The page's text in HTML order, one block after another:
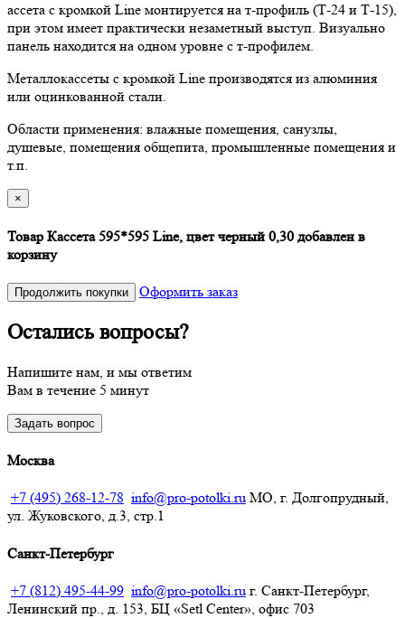
ассета с кромкой Line монтируется на т-профиль (Т-24 и Т-15),
при этом имеет практически незаметный выступ. Визуально
панель находится на одном уровне с т-профилем.
Металлокассеты с кромкой Line производятся из алюминия
или оцинкованной стали.
Области применения: влажные помещения, санузлы,
душевые, помещения общепита, промышленные помещения и
т.п.
×
Товар Кассета 595*595 Line, цвет черный 0,30 добавлен в
корзину
Продолжить покупки Оформить заказ
Остались вопросы?
Напишите нам, и мы ответим
Вам в течение 5 минут
Задать вопрос
Москва
+7 (495) 268-12-78 info@pro-potolki.ru МО, г. Долгопрудный,
ул. Жуковского, д.3, стр.1
Санкт-Петербург
+7 (812) 495-44-99 info@pro-potolki.ru г. Санкт-Петербург,
Ленинский пр., д. 153, БЦ «Setl Center», офис 703